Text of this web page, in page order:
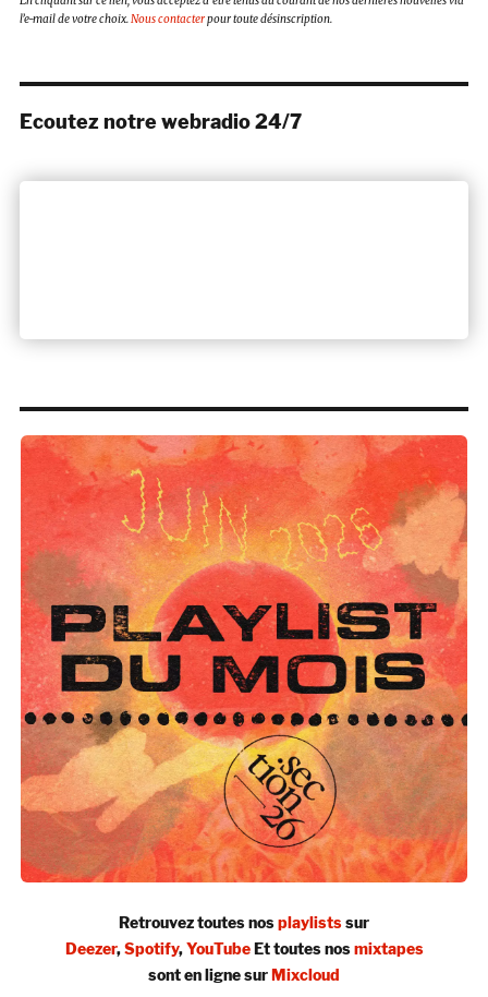
l’e-mail de votre choix.Nous contacterpour toute désinscription.
Ecoutez notre webradio 24/7
Retrouvez toutes nosplaylistssur
Deezer,Spotify,YouTubeEt toutes nosmixtapes
sont en ligne surMixcloud